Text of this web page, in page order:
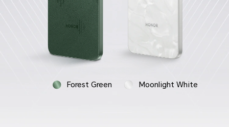
Forest Green Moonlight White